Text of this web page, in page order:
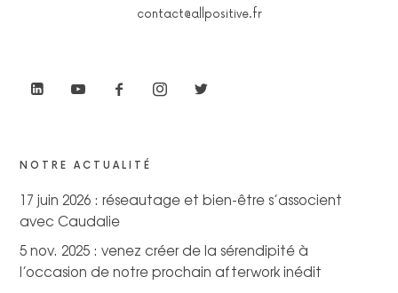
contact@allpositive.fr
NOTRE ACTUALITÉ
17 juin 2026 : réseautage et bien-être s’associent
avec Caudalie
5 nov. 2025 : venez créer de la sérendipité à
l’occasion de notre prochain afterwork inédit